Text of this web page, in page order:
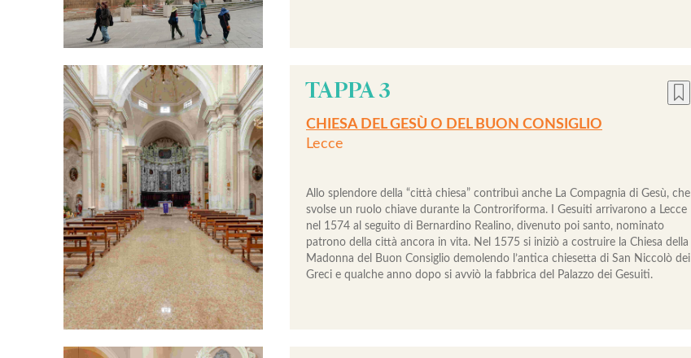
TAPPA 3
CHIESA DEL GESÙ O DEL BUON CONSIGLIO
Lecce
Allo splendore della “città chiesa” contribuì anche La Compagnia di Gesù, che
svolse un ruolo chiave durante la Controriforma. I Gesuiti arrivarono a Lecce
nel 1574 al seguito di Bernardino Realino, divenuto poi santo, nominato
patrono della città ancora in vita. Nel 1575 si iniziò a costruire la Chiesa della
Madonna del Buon Consiglio demolendo l’antica chiesetta di San Niccolò dei
Greci e qualche anno dopo si avviò la fabbrica del Palazzo dei Gesuiti.